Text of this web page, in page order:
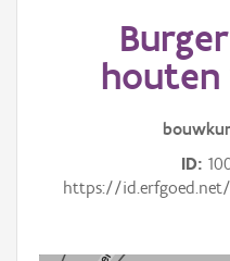
Aanduidingsobjecthouten
ID
https://